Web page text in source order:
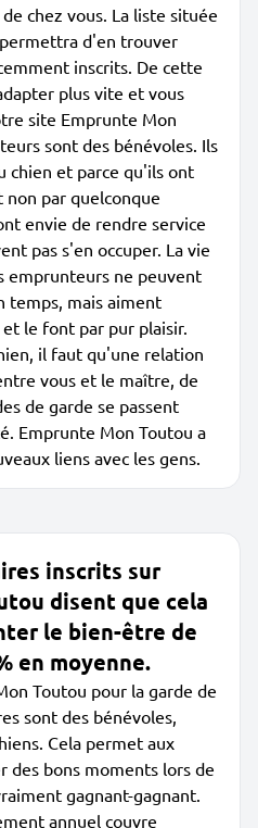
chez vous. La liste située
d'en trouver
inscrits. De cette
plus vite et vous
site Emprunte Mon
sont des bénévoles. Ils
chien et parce qu'ils ont
non par quelconque
envie de rendre service
pas s'en occuper. La vie
emprunteurs ne peuvent
temps, mais aiment
le font par pur plaisir.
il faut qu'une relation
vous et le maître, de
de garde se passent
Emprunte Mon Toutou a
liens avec les gens.
inscrits sur
disent que cela
le bien-être de
en moyenne.
Toutou pour la garde de
sont des bénévoles,
Cela permet aux
des bons moments lors de
gagnant-gagnant.
annuel couvre